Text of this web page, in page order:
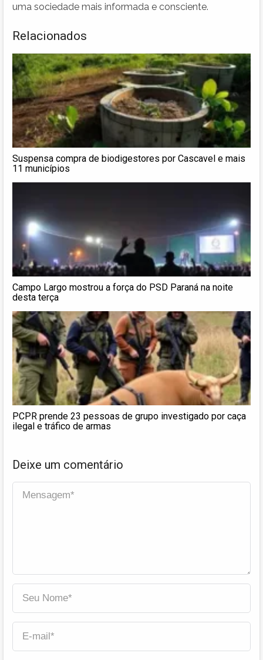
uma sociedade mais informada e consciente.
Relacionados
Suspensa compra de biodigestores por Cascavel e mais
11 municípios
Campo Largo mostrou a força do PSD Paraná na noite
desta terça
PCPR prende 23 pessoas de grupo investigado por caça
ilegal e tráfico de armas
Deixe um comentário